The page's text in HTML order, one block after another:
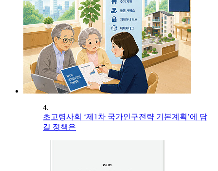
4.
초고령사회 ‘제1차 국가인구전략 기본계획’에 담
길 정책은